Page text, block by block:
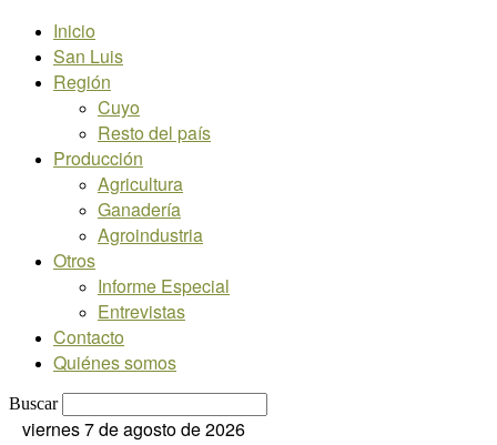
Inicio
San Luis
Región
Cuyo
Resto del país
Producción
Agricultura
Ganadería
Agroindustria
Otros
Informe Especial
Entrevistas
Contacto
Quiénes somos
Buscar
viernes 7 de agosto de 2026